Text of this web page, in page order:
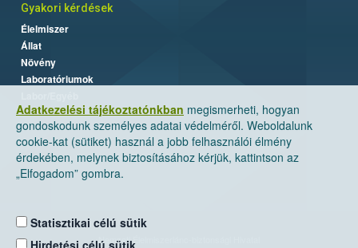
Adatkezelési tájékoztatónkban megismerheti, hogyan
gondoskodunk személyes adatai védelméről. Weboldalunk
cookie-kat (sütiket) használ a jobb felhasználói élmény
érdekében, melynek biztosításához kérjük, kattintson az
„Elfogadom” gombra.
Statisztikai célú sütik
Hirdetési célú sütik
Gyakori kérdések
Élelmiszer
Állat
Növény
Laboratóriumok
Nemzeti Élelmiszerlánc-biztonsági Hivatal